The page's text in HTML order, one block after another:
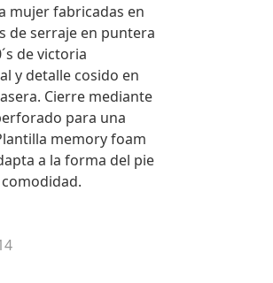
mujer fabricadas en
de serraje en puntera
de victoria
y detalle cosido en
Cierre mediante
para una
memory foam
a la forma del pie